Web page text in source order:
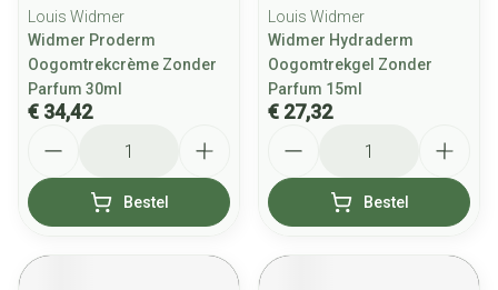
Louis Widmer
Widmer Proderm
Oogomtrekcrème Zonder
Parfum 30ml
€ 34,42
Bestel
Louis Widmer
Widmer Hydraderm
Oogomtrekgel Zonder
Parfum 15ml
€ 27,32
Bestel